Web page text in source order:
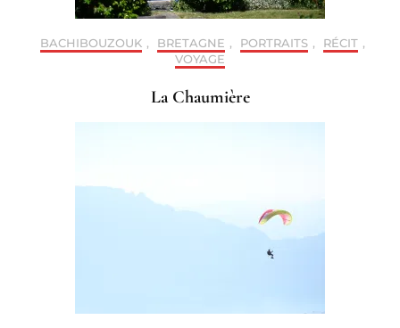
BACHIBOUZOUK , BRETAGNE , PORTRAITS , RÉCIT ,
VOYAGE
La Chaumière